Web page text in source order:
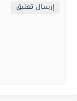
إرسال تعليق